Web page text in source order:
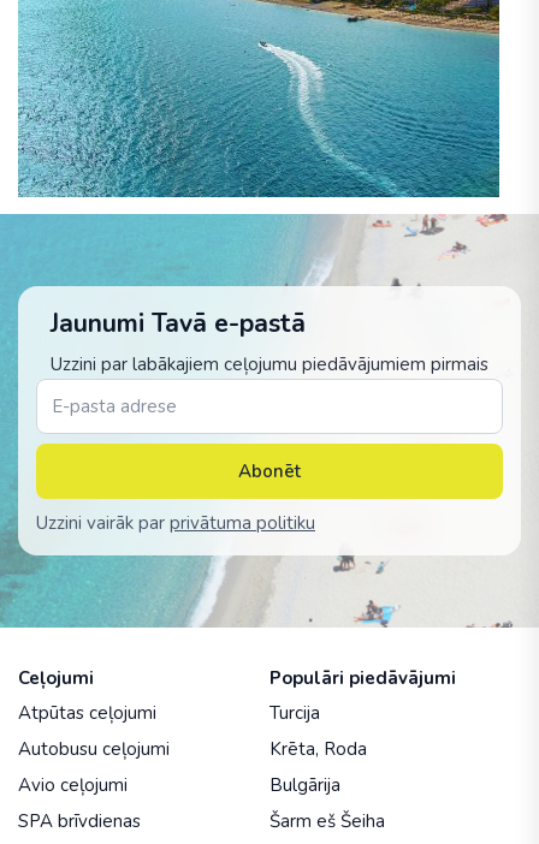
Jaunumi Tavā e-pastā
Uzzini par labākajiem ceļojumu piedāvājumiem pirmais
Abonēt
Uzzini vairāk par privātuma politiku
Ceļojumi
Atpūtas ceļojumi
Autobusu ceļojumi
Avio ceļojumi
SPA brīvdienas
Populāri piedāvājumi
Turcija
Krēta, Roda
Bulgārija
Šarm eš Šeiha